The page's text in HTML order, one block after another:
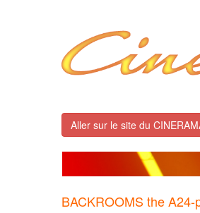
Aller sur le site du
BACKROOMS the